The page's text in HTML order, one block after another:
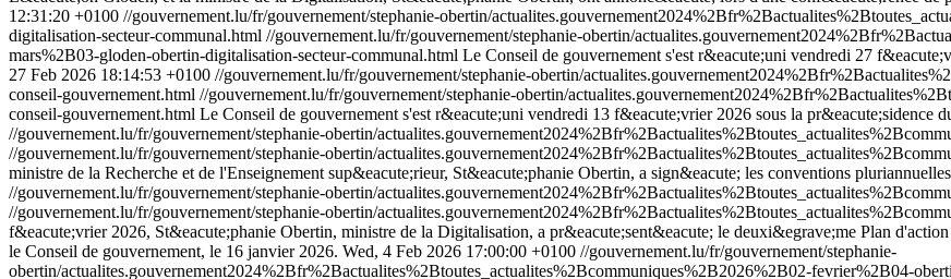
12:31:20 +0100 //gouvernement.lu/fr/gouvernement/stephanie-obertin/
digitalisation-secteur-communal.html //gouvernement.lu/fr/gouvernement/stephanie-obertin/
mars%2B03-gloden-obertin-digitalisation-secteur-communal.html Le Conseil de gouvernement s'est r&eacute;uni vendredi 27
27 Feb 2026 18:14:53 +0100 //gouvernement.lu/fr/gouvernement/stephanie-obertin/
conseil-gouvernement.html //gouvernement.lu/fr/gouvernement/stephanie-obertin/
conseil-gouvernement.html Le Conseil de gouvernement s'est r&eacute;uni vendredi 13 f&eacute;vrier 2026 sous la pr&eacute;sidence
//gouvernement.lu/fr/gouvernement/stephanie-obertin/
//gouvernement.lu/fr/gouvernement/stephanie-obertin/
ministre de la Recherche et de l'Enseignement sup&eacute;rieur, St&eacute;phanie Obertin, a sign&eacute; les conventions
//gouvernement.lu/fr/gouvernement/stephanie-obertin/
//gouvernement.lu/fr/gouvernement/stephanie-obertin/
f&eacute;vrier 2026, St&eacute;phanie Obertin, ministre de la Digitalisation, a pr&eacute;sent&eacute; le deuxi&egrave;me Plan
le Conseil de gouvernement, le 16 janvier 2026. Wed, 4 Feb 2026 17:00:00 +0100 //gouvernement.lu/fr/gouvernement/stephanie-
obertin/actualites.gouvernement2024%2Bfr%2Bactualites%2Btoutes_actualites%2Bcommuniques%2B2026%2B02-fevrier%2B04-